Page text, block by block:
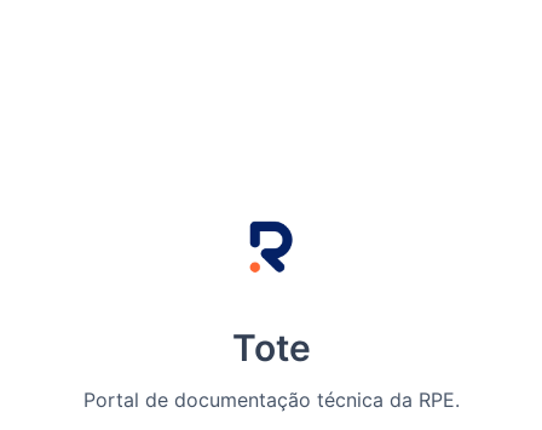
Tote
Portal de documentação técnica da RPE.